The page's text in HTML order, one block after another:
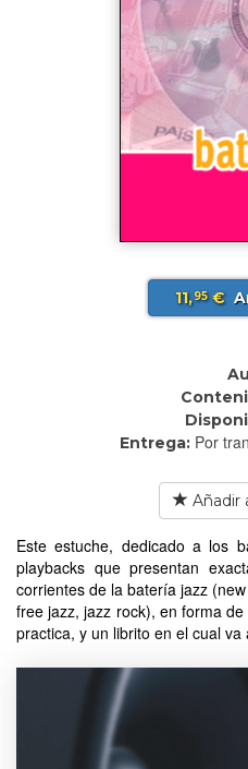
11,95€
Entrega: Por
Añadir
Este estuche, dedicado a los
playbacks que presentan
corrientes de la batería jazz
free jazz, jazz rock), en forma
practica, y un librito en el cual